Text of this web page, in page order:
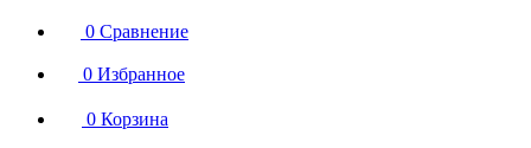
0 Сравнение
0 Избранное
0 Корзина